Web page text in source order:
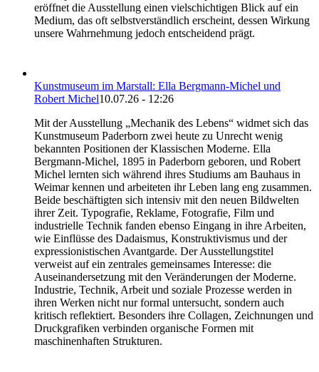
eröffnet die Ausstellung einen vielschichtigen Blick auf ein
Medium, das oft selbstverständlich erscheint, dessen Wirkung
unsere Wahrnehmung jedoch entscheidend prägt.
Kunstmuseum im Marstall: Ella Bergmann-Michel und
Robert Michel10.07.26 - 12:26
Mit der Ausstellung „Mechanik des Lebens“ widmet sich das
Kunstmuseum Paderborn zwei heute zu Unrecht wenig
bekannten Positionen der Klassischen Moderne. Ella
Bergmann-Michel, 1895 in Paderborn geboren, und Robert
Michel lernten sich während ihres Studiums am Bauhaus in
Weimar kennen und arbeiteten ihr Leben lang eng zusammen.
Beide beschäftigten sich intensiv mit den neuen Bildwelten
ihrer Zeit. Typografie, Reklame, Fotografie, Film und
industrielle Technik fanden ebenso Eingang in ihre Arbeiten,
wie Einflüsse des Dadaismus, Konstruktivismus und der
expressionistischen Avantgarde. Der Ausstellungstitel
verweist auf ein zentrales gemeinsames Interesse: die
Auseinandersetzung mit den Veränderungen der Moderne.
Industrie, Technik, Arbeit und soziale Prozesse werden in
ihren Werken nicht nur formal untersucht, sondern auch
kritisch reflektiert. Besonders ihre Collagen, Zeichnungen und
Druckgrafiken verbinden organische Formen mit
maschinenhaften Strukturen.